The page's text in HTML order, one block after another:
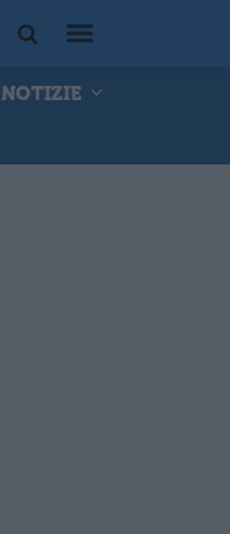
NOTIZIE